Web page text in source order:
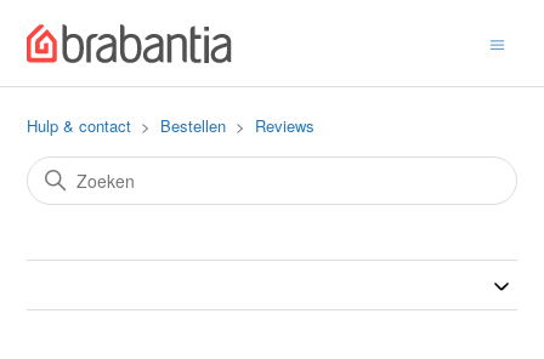
Hulp & contact Bestellen Reviews